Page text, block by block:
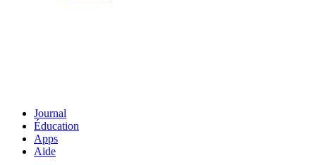
Journal
Éducation
Apps
Aide